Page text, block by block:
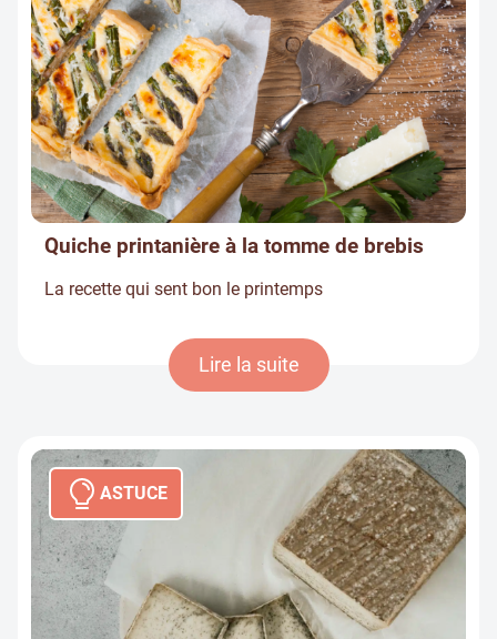
Quiche printanière à la tomme de brebis
La recette qui sent bon le printemps
Lire la suite
ASTUCE